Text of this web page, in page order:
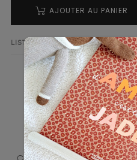
AJOUTER AU PANIER
LISTE DE SOUHAITS AJOUTER AU
LA DESCRIPTION